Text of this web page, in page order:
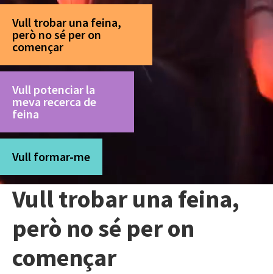
Vull trobar una feina,
però no sé per on
començar
Vull potenciar la
meva recerca de
feina
Vull formar-me
Vull trobar una feina,
però no sé per on
començar